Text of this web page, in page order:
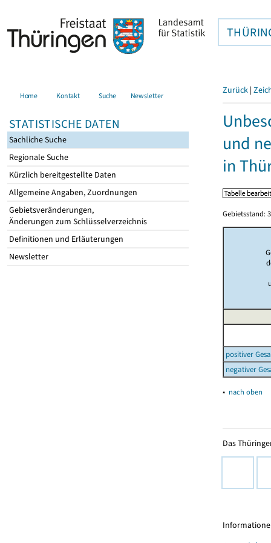
Home Kontakt Suche Newsletter
STATISTISCHE DATEN
Sachliche Suche
Regionale Suche
Kürzlich bereitgestellte Daten
Allgemeine Angaben, Zuordnungen
Gebietsveränderungen,
Änderungen zum Schlüsselverzeichnis
Definitionen und Erläuterungen
Newsletter
Zurück |
und
in
Gebietsstand:
positiver
negativer
▴ nach oben
Das